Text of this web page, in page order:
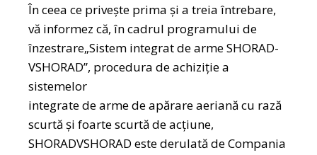
În ceea ce priveşte prima şi a treia întrebare,
vă informez că, în cadrul programului de
înzestrare„Sistem integrat de arme SHORAD-
VSHORAD”, procedura de achiziție a
sistemelor
integrate de arme de apărare aeriană cu rază
scurtă şi foarte scurtă de acțiune,
SHORADVSHORAD este derulată de Compania